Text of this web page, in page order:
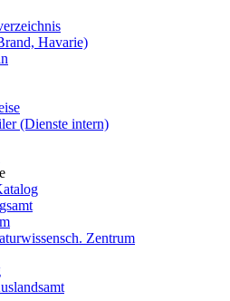
Havarie)
(Dienste intern)
Zentrum